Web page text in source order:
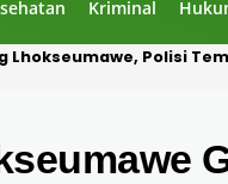
Kriminal
Warga di Pidie Jaya,